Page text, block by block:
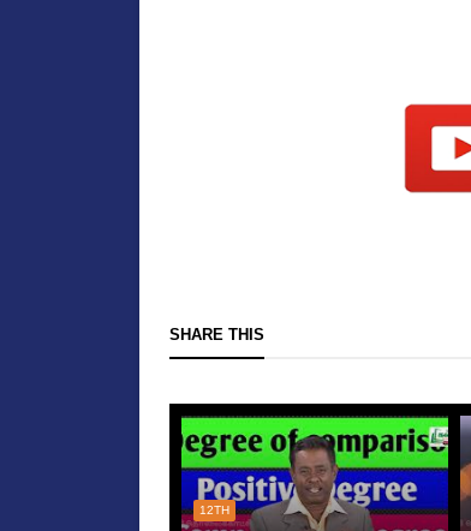
SHARE THIS
12TH